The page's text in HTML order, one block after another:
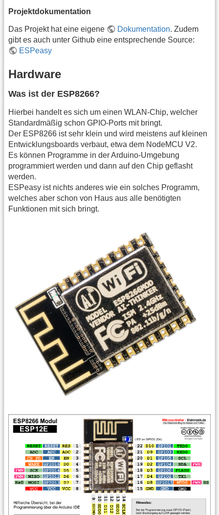
Projektdokumentation
Das Projekt hat eine eigene Dokumentation. Zudem
gibt es auch unter Github eine entsprechende Source:
ESPeasy
Hardware
Was ist der ESP8266?
Hierbei handelt es sich um einen WLAN-Chip, welcher
Standardmäßig schon GPIO-Ports mit bringt.
Der ESP8266 ist sehr klein und wird meistens auf kleinen
Entwicklungsboards verbaut, etwa dem NodeMCU V2.
Es können Programme in der Arduino-Umgebung
programmiert werden und dann auf den Chip geflasht
werden.
ESPeasy ist nichts anderes wie ein solches Programm,
welches aber schon von Haus aus alle benötigten
Funktionen mit sich bringt.